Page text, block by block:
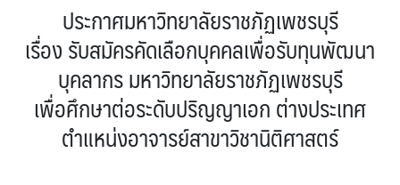
ประกาศมหาวิทยาลัยราชภัฏเพชรบุรี
เรื่อง รับสมัครคัดเลือกบุคคลเพื่อรับทุนพัฒนา
บุคลากร มหาวิทยาลัยราชภัฏเพชรบุรี
เพื่อศึกษาต่อระดับปริญญาเอก ต่างประเทศ
ตำแหน่งอาจารย์สาขาวิชานิติศาสตร์